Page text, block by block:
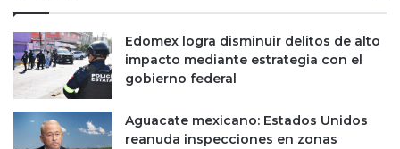
Edomex logra disminuir delitos de alto
impacto mediante estrategia con el
gobierno federal
Aguacate mexicano: Estados Unidos
reanuda inspecciones en zonas